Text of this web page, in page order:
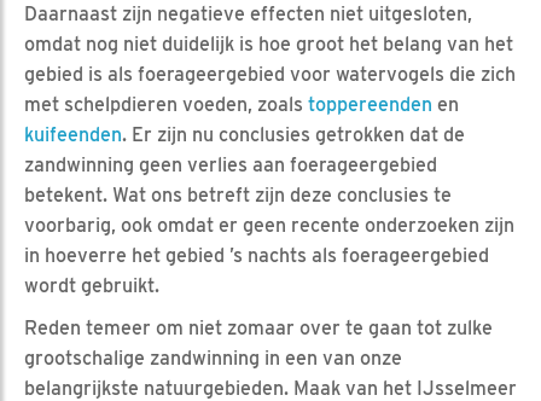
Daarnaast zijn negatieve effecten niet uitgesloten,
omdat nog niet duidelijk is hoe groot het belang van het
gebied is als foerageergebied voor watervogels die zich
met schelpdieren voeden, zoals toppereenden en
kuifeenden. Er zijn nu conclusies getrokken dat de
zandwinning geen verlies aan foerageergebied
betekent. Wat ons betreft zijn deze conclusies te
voorbarig, ook omdat er geen recente onderzoeken zijn
in hoeverre het gebied ’s nachts als foerageergebied
wordt gebruikt.
Reden temeer om niet zomaar over te gaan tot zulke
grootschalige zandwinning in een van onze
belangrijkste natuurgebieden. Maak van het IJsselmeer